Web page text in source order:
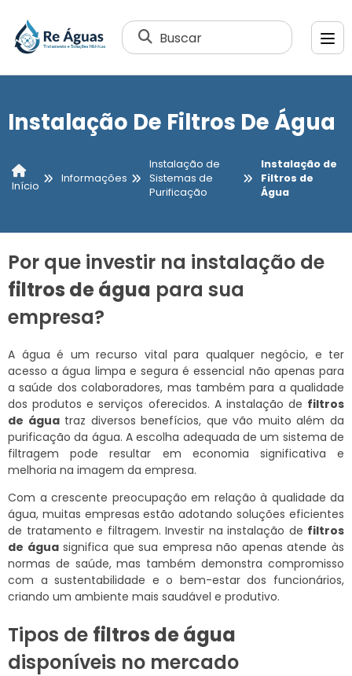
Buscar
Instalação De Filtros De Água
Início
Informações
Instalação de
Sistemas de
Purificação
Instalação de
Filtros de
Água
Por que investir na instalação de
filtros de água para sua
empresa?
A água é um recurso vital para qualquer negócio, e ter
acesso a água limpa e segura é essencial não apenas para
a saúde dos colaboradores, mas também para a qualidade
dos produtos e serviços oferecidos. A instalação de filtros
de águatraz diversos benefícios, que vão muito além da
purificação da água. A escolha adequada de um sistema de
filtragem pode resultar em economia significativa e
melhoria na imagem da empresa.
Com a crescente preocupação em relação à qualidade da
água, muitas empresas estão adotando soluções eficientes
de tratamento e filtragem. Investir na instalação de filtros
de águasignifica que sua empresa não apenas atende às
normas de saúde, mas também demonstra compromisso
com a sustentabilidade e o bem-estar dos funcionários,
criando um ambiente mais saudável e produtivo.
Tipos de filtros de água
disponíveis no mercado